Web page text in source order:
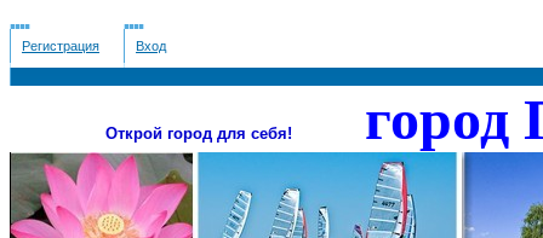
Регистрация Вход
Открой город для себя! город